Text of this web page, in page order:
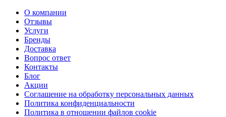
О компании
Отзывы
Услуги
Бренды
Доставка
Вопрос ответ
Контакты
Блог
Акции
Соглашение на обработку персональных данных
Политика конфиденциальности
Политика в отношении файлов cookie